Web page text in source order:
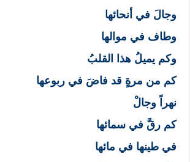
وجالَ في أنحائها
وطاف في موالها
وكم يميلُ هذا القلبُ
كم من مرةٍ قد فاضَ في ربوعها
نهراً وجالْ
كم رقَّ في سمائها
في طينها في مائها